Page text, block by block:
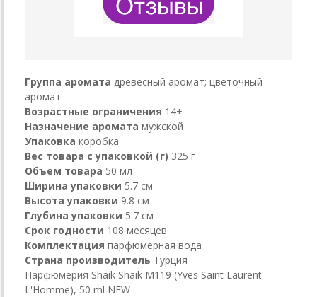
Группа аромата древесный аромат; цветочный
аромат
Возрастные ограничения 14+
Назначение аромата мужской
Упаковка коробка
Вес товара с упаковкой (г) 325 г
Объем товара 50 мл
Ширина упаковки 5.7 см
Высота упаковки 9.8 см
Глубина упаковки 5.7 см
Срок годности 108 месяцев
Комплектация парфюмерная вода
Страна производитель Турция
Парфюмерия Shaik Shaik M119 (Yves Saint Laurent
L'Homme), 50 ml NEW